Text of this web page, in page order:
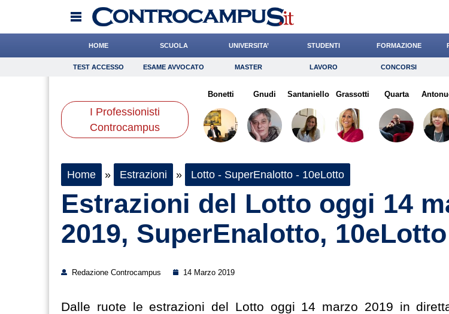
HOME SCUOLA UNIVERSITA’ STUDENTI FORMAZIONE
TEST ACCESSO Esame Avvocato Master Lavoro Concorsi
Consigli Risparmio Diritto
Scienze
TEST ACCESSO ESAME AVVOCATO MASTER LAVORO CONCORSI
I Professionisti
Controcampus
Bonetti Gnudi Santaniello Grassotti Quarta
Home » Estrazioni » Lotto - SuperEnalotto - 10eLotto
Estrazioni del Lotto oggi 14
2019, SuperEnalotto, 10eLotto
Redazione Controcampus 14 Marzo 2019
Dalle ruote le estrazioni del Lotto oggi 14 marzo 2019 in